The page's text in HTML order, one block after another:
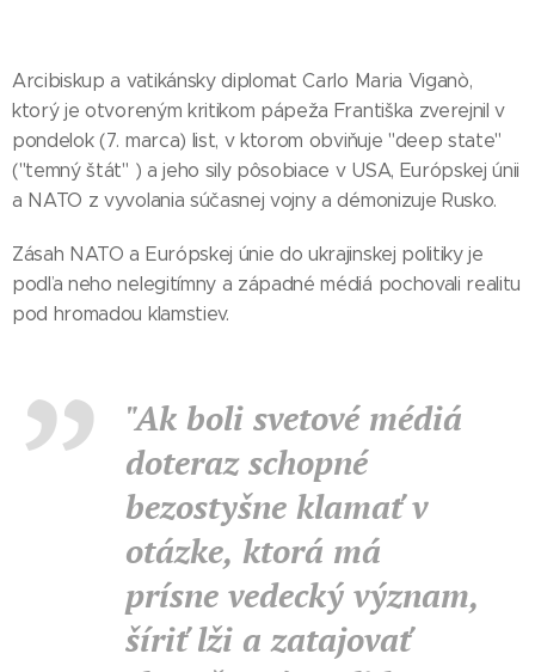
Arcibiskup a vatikánsky diplomat Carlo Maria Viganò,
ktorý je otvoreným kritikom pápeža Františka zverejnil v
pondelok (7. marca) list, v ktorom obviňuje "deep state"
("temný štát" ) a jeho sily pôsobiace v USA, Európskej únii
a NATO z vyvolania súčasnej vojny a démonizuje Rusko.
Zásah NATO a Európskej únie do ukrajinskej politiky je
podľa neho nelegitímny a západné médiá pochovali realitu
pod hromadou klamstiev.
"Ak boli svetové médiá
doteraz schopné
bezostyšne klamať v
otázke, ktorá má
prísne vedecký význam,
šíriť lži a zatajovať